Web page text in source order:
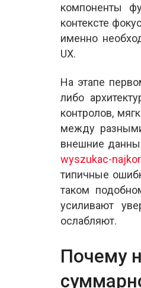
компоненты
контексте
именно
UX.
На этапе
либо
контролов,
между
внешние
wyszukac-
типичные
таком
усиливают
ослабляют.
Почему